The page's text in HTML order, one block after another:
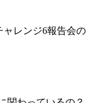
ャレンジ6報告会の